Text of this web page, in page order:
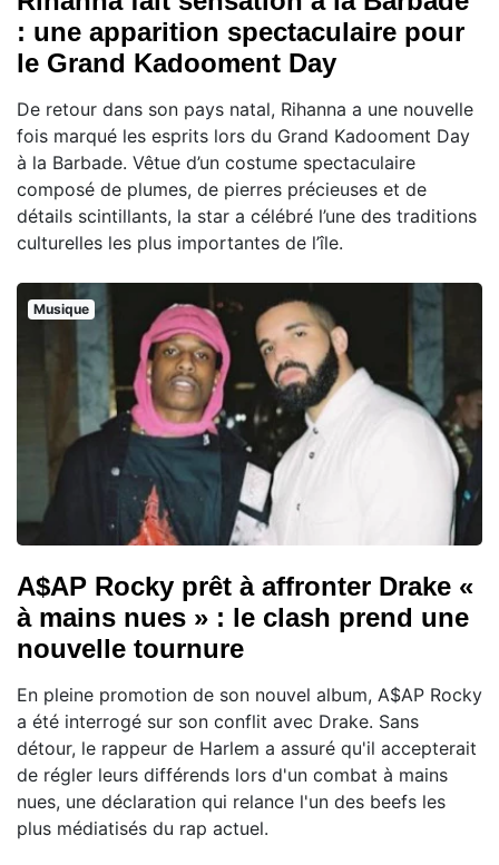
: une apparition spectaculaire pour
le Grand Kadooment Day
De retour dans son pays natal, Rihanna a une nouvelle
fois marqué les esprits lors du Grand Kadooment Day
à la Barbade. Vêtue d’un costume spectaculaire
composé de plumes, de pierres précieuses et de
détails scintillants, la star a célébré l’une des traditions
culturelles les plus importantes de l’île.
Musique
A$AP Rocky prêt à affronter Drake «
à mains nues » : le clash prend une
nouvelle tournure
En pleine promotion de son nouvel album, A$AP Rocky
a été interrogé sur son conflit avec Drake. Sans
détour, le rappeur de Harlem a assuré qu'il accepterait
de régler leurs différends lors d'un combat à mains
nues, une déclaration qui relance l'un des beefs les
plus médiatisés du rap actuel.